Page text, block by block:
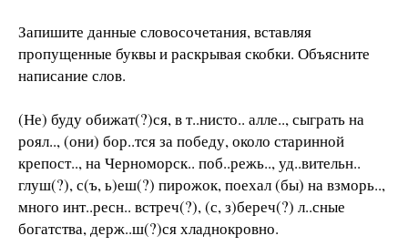
Запишите данные словосочетания, вставляя
пропущенные буквы и раскрывая скобки. Объясните
написание слов.
(Не) буду обижат(?)ся, в т..нисто.. алле.., сыграть на
роял.., (они) бор..тся за победу, около старинной
крепост.., на Черноморск.. поб..режь.., уд..вительн..
глуш(?), с(ъ, ь)еш(?) пирожок, поехал (бы) на взморь..,
много инт..ресн.. встреч(?), (с, з)береч(?) л..сные
богатства, держ..ш(?)ся хладнокровно.